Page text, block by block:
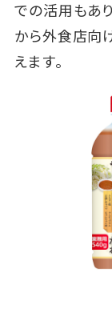
での活用もあ
から外食店向
えます。